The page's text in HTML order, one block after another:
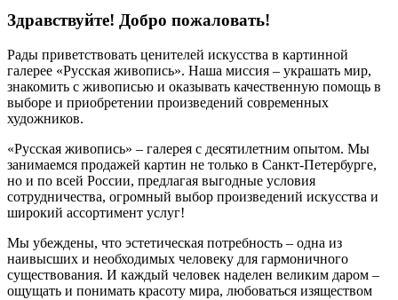
Здравствуйте! Добро пожаловать!
Рады приветствовать ценителей искусства в картинной
галерее «Русская живопись». Наша миссия – украшать мир,
знакомить с живописью и оказывать качественную помощь в
выборе и приобретении произведений современных
художников.
«Русская живопись» – галерея c десятилетним опытом. Мы
занимаемся продажей картин не только в Санкт-Петербурге,
но и по всей России, предлагая выгодные условия
сотрудничества, огромный выбор произведений искусства и
широкий ассортимент услуг!
Мы убеждены, что эстетическая потребность – одна из
наивысших и необходимых человеку для гармоничного
существования. И каждый человек наделен великим даром –
ощущать и понимать красоту мира, любоваться изяществом